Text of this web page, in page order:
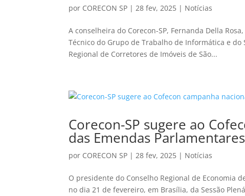
por CORECON SP |28 fev, 2025 | Notícias
A conselheira do Corecon-SP, Fernanda Della
Técnico do Grupo de Trabalho de Informática e do
Regional de Corretores de Imóveis de São...
Corecon-SP sugere ao
das Emendas Parlamentares
por CORECON SP |28 fev, 2025 | Notícias
O presidente do Conselho Regional de Economia
no dia 21 de fevereiro, em Brasília, da Sessão